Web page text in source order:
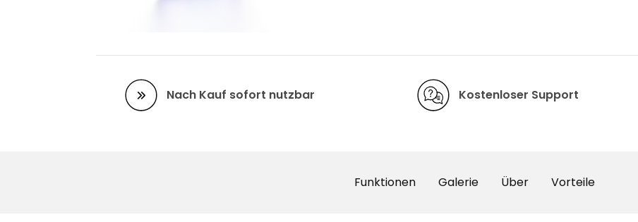
Nach Kauf sofort nutzbar Kostenloser Support
Funktionen Galerie Über Vorteile